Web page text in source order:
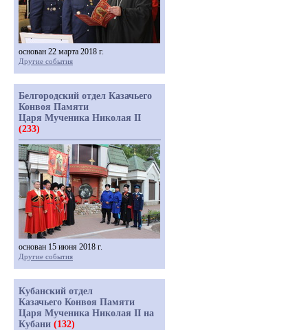
основан 22 марта 2018 г.
Другие события
Белгородский отдел Казачьего
Конвоя Памяти
Царя Мученика Николая II
(233)
основан 15 июня 2018 г.
Другие события
Кубанский отдел
Казачьего Конвоя Памяти
Царя Мученика Николая II на
Кубани (132)